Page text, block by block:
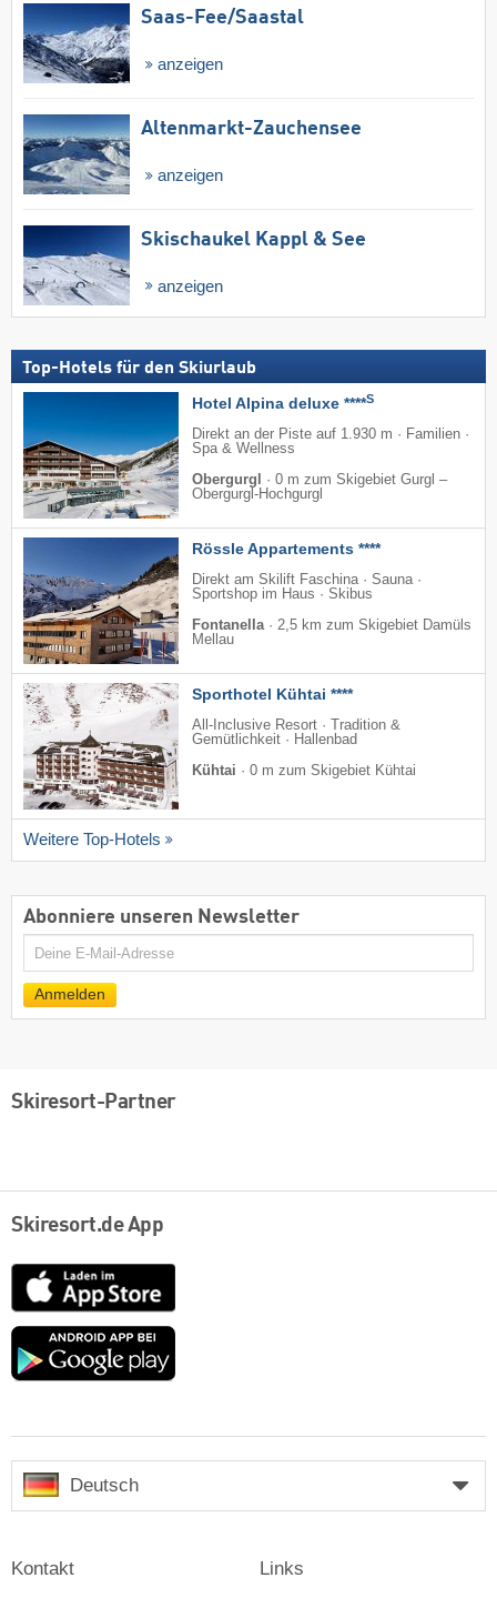
Saas-Fee/​Saastal
anzeigen
Altenmarkt-Zauchensee
anzeigen
Skischaukel Kappl & See
anzeigen
Top-Hotels für den Skiurlaub
Hotel Alpina deluxe ****S
Direkt an der Piste auf 1.930 m · Familien ·
Spa & Wellness
Obergurgl
· 0 m zum Skigebiet Gurgl –
Obergurgl-Hochgurgl
Rössle Appartements ****
Direkt am Skilift Faschina · Sauna ·
Sportshop im Haus · Skibus
Fontanella · 2,5 km zum Skigebiet Damüls
Mellau
Sporthotel Kühtai ****
All-Inclusive Resort · Tradition &
Gemütlichkeit · Hallenbad
Kühtai · 0 m zum Skigebiet Kühtai
Weitere Top-Hotels
Abonniere unseren Newsletter
E-
Mail
Anmelden
Skiresort-Partner
Skiresort.de App
App
Store
Google
Deutsch
Kontakt Links